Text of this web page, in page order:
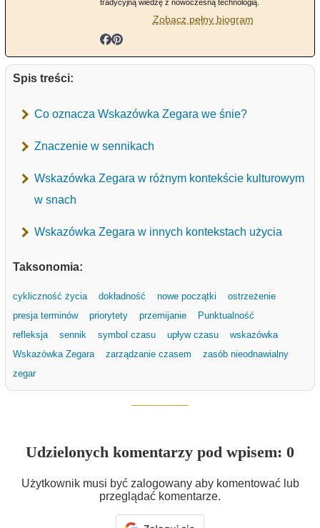
tradycyjną wiedzę z nowoczesną technologią.
Zobacz pełny biogram
Spis treści:
Co oznacza Wskazówka Zegara we śnie?
Znaczenie w sennikach
Wskazówka Zegara w różnym kontekście kulturowym
w snach
Wskazówka Zegara w innych kontekstach użycia
Taksonomia:
cykliczność życia dokładność nowe początki
ostrzeżenie
presja terminów
priorytety przemijanie
Punktualność
refleksja
sennik symbol czasu upływ czasu
wskazówka
Wskazówka Zegara
zarządzanie czasem
zasób nieodnawialny
zegar
Udzielonych komentarzy pod wpisem: 0
Użytkownik musi być zalogowany aby komentować lub
przeglądać komentarze.